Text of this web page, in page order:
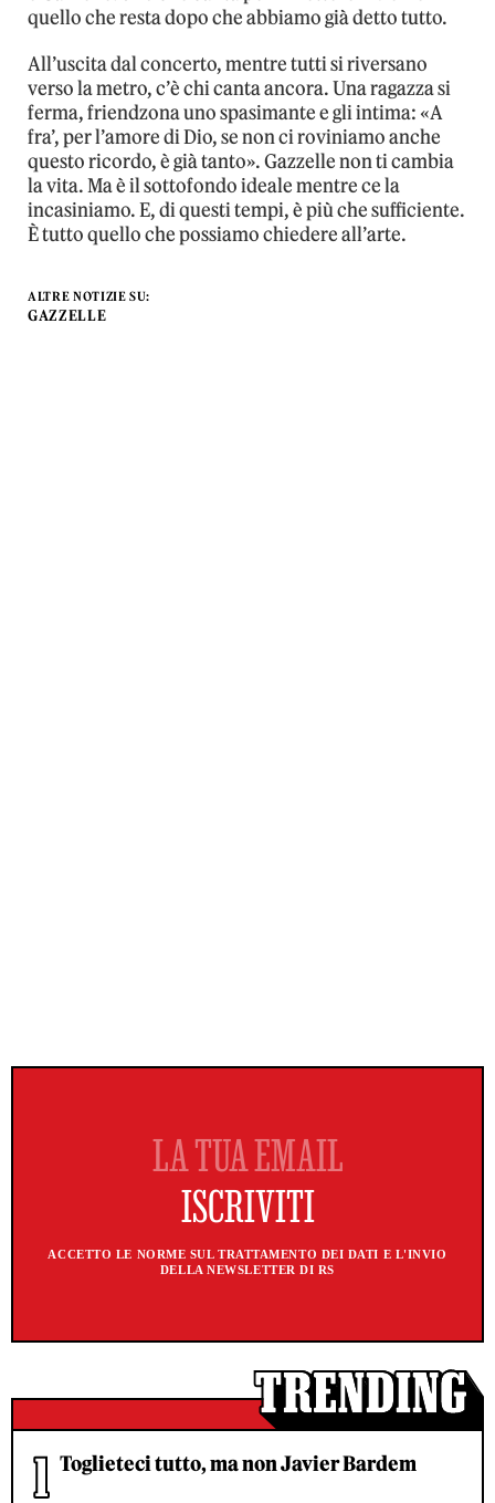
quello che resta dopo che abbiamo già detto tutto.
All’uscita dal concerto, mentre tutti si riversano
verso la metro, c’è chi canta ancora. Una ragazza si
ferma, friendzona uno spasimante e gli intima: «A
fra’, per l’amore di Dio, se non ci roviniamo anche
questo ricordo, è già tanto». Gazzelle non ti cambia
la vita. Ma è il sottofondo ideale mentre ce la
incasiniamo. E, di questi tempi, è più che sufficiente.
È tutto quello che possiamo chiedere all’arte.
ALTRE NOTIZIE SU:
GAZZELLE
ACCETTO LE NORME SUL TRATTAMENTO DEI DATI E L'INVIO
DELLA NEWSLETTER DI RS
Toglieteci tutto, ma non Javier Bardem